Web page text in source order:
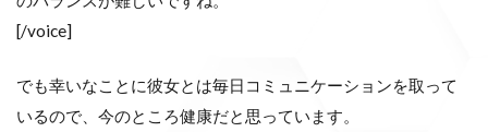
[/voice]
でも幸いなことに彼女とは毎日コミュニケーションを取って
いるので、今のところ健康だと思っています。